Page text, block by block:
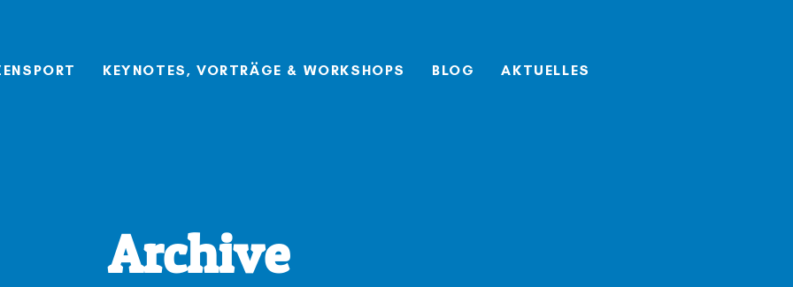
KEYNOTES, VORTRÄGE & WORKSHOPS BLOG AKTUELLES
Archive